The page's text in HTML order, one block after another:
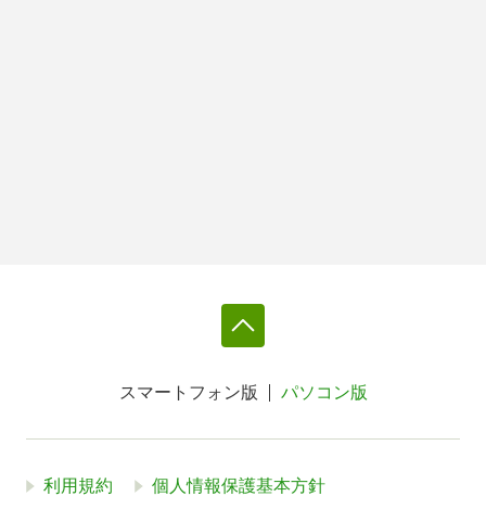
スマートフォン版 パソコン版
利用規約 個人情報保護基本方針